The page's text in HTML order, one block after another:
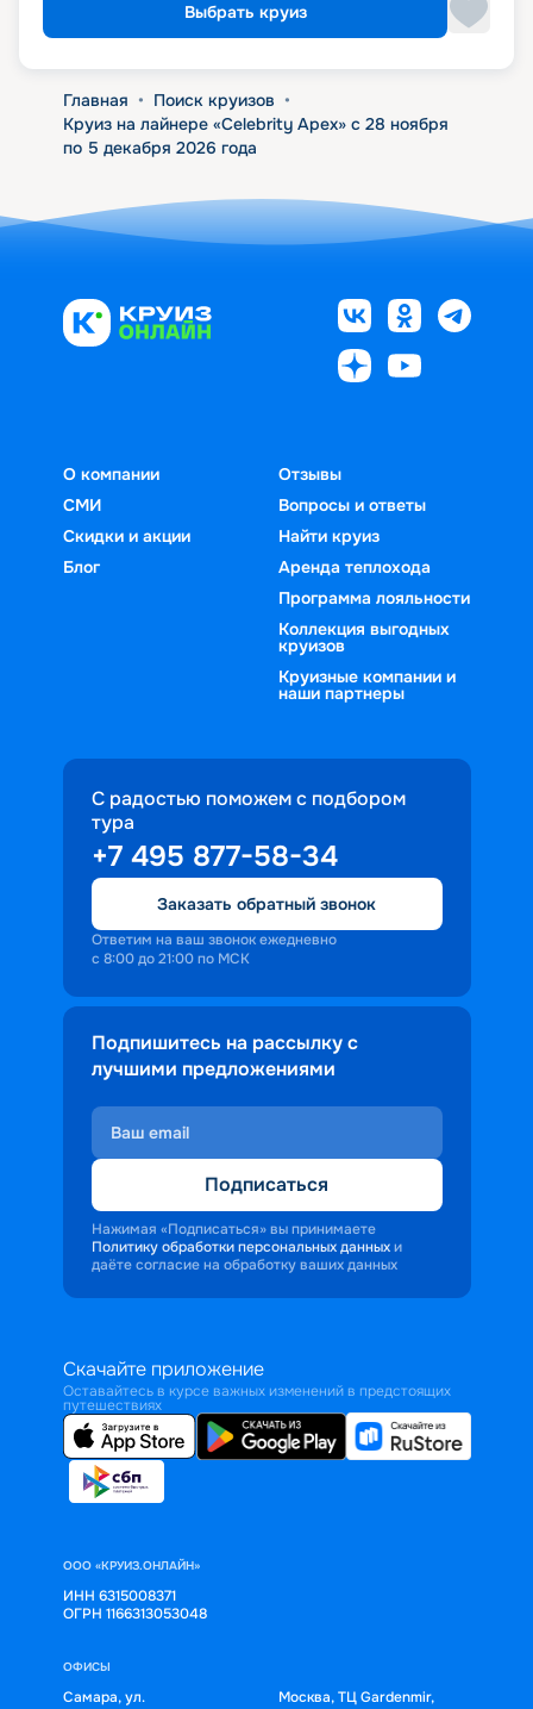
Выбрать круиз
Главная • Поиск круизов •
Круиз на лайнере «Celebrity Apex» с 28 ноября
по 5 декабря 2026 года
О компании
СМИ
Скидки и акции
Блог
Отзывы
Вопросы и ответы
Найти круиз
Аренда теплохода
Программа лояльности
Коллекция выгодных
круизов
Круизные компании и
наши партнеры
С радостью поможем с подбором
тура
+7 495 877-58-34
Заказать обратный звонок
Ответим на ваш звонок ежедневно
с 8:00 до 21:00 по МСК
Подпишитесь на рассылку с
лучшими предложениями
Подписаться
Нажимая «Подписаться» вы принимаете
Политику обработки персональных данных и
даёте согласие на обработку ваших данных
Скачайте приложение
Оставайтесь в курсе важных изменений в предстоящих
путешествиях
ООО «КРУИЗ.ОНЛАЙН»
ИНН 6315008371
ОГРН 1166313053048
ОФИСЫ
Самара, ул.
Москва, ТЦ Gardenmir,